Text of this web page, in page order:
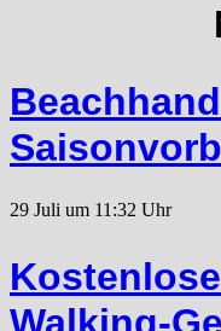
29 Juli um 11:32 Uhr